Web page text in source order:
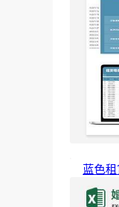
蓝色